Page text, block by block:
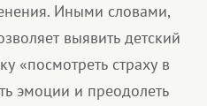
Иными словами,
выявить детский
«посмотреть страху в
эмоции и преодолеть